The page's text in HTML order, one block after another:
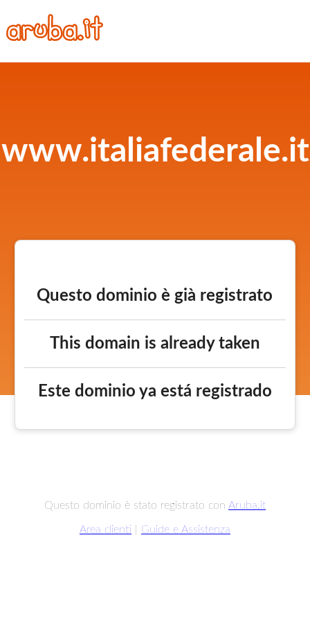
www.italiafederale.it
Questo dominio è già registrato
This domain is already taken
Este dominio ya está registrado
Questo dominio è stato registrato con Aruba.it
Area clienti Guide e Assistenza